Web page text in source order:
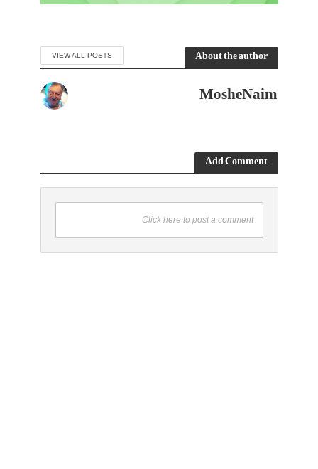
About the author
VIEW ALL POSTS
MosheNaim
Add Comment
Click here to post a comment